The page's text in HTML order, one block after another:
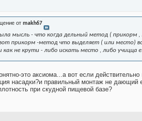
от makh67
мысль - что когда дельный метод ( прикорм
прикорм -метод что выделяет ( или место)
как не крути - либо искать место , либо учицца
это аксиома...а вот если
насадки?и правильный монтаж не дающий
при скудной пищевой базе?